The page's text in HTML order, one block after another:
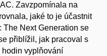
Zavzpomínala na
jaké to je účastnit
Next Generation se
přiblížil, jak pracoval s
hodin vyplňování